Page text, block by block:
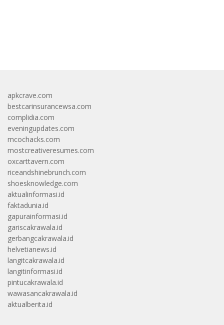
apkcrave.com
bestcarinsurancewsa.com
complidia.com
eveningupdates.com
mcochacks.com
mostcreativeresumes.com
oxcarttavern.com
riceandshinebrunch.com
shoesknowledge.com
aktualinformasi.id
faktadunia.id
gapurainformasi.id
gariscakrawala.id
gerbangcakrawala.id
helvetianews.id
langitcakrawala.id
langitinformasi.id
pintucakrawala.id
wawasancakrawala.id
aktualberita.id